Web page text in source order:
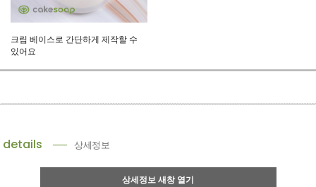
크림 베이스로 간단하게 제작할 수
있어요
details 상세정보
상세정보 새창 열기